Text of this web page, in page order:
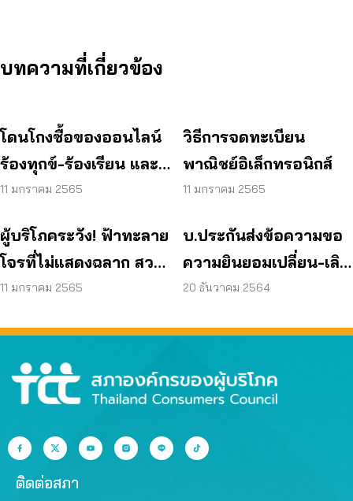
บทความที่เกี่ยวข้อง
โดนโกงซื้อของออนไลน์
ร้องทุกข์-ร้องเรียน และ
ดำเนินการอย่างไร
11 มกราคม 2565
วิธีการจดทะเบียน
พาณิชย์อิเล็กทรอนิกส์
11 มกราคม 2565
ผู้บริโภคระวัง! ฟ้าทะลาย
โจรที่ไม่แสดงฉลาก สวม
เลขทะเบียน อาจเสี่ยงภัย
11 มกราคม 2565
บ.ประกันส่งข้อความขอ
ความยินยอมเปลี่ยน-เลิก
สัญญา “เจอ จ่าย จบ”
20 ธันวาคม 2564
ติดต่อสภา